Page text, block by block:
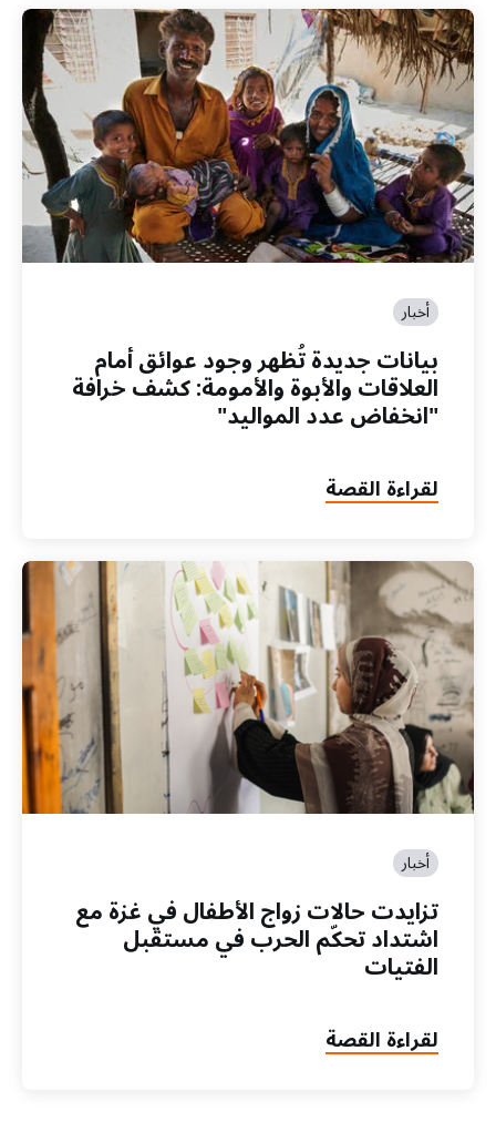
أخبار
بيانات جديدة تُظهر وجود عوائق أمام
العلاقات والأبوة والأمومة: كشف خرافة
"انخفاض عدد المواليد"
لقراءة القصة
أخبار
تزايدت حالات زواج الأطفال في غزة مع
اشتداد تحكّم الحرب في مستقبل
الفتيات
لقراءة القصة